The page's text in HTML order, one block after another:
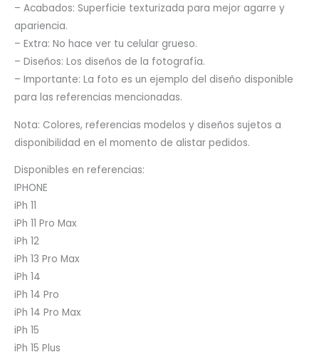
– Acabados: Superficie texturizada para mejor agarre y
apariencia.
– Extra: No hace ver tu celular grueso.
– Diseños: Los diseños de la fotografía.
– Importante: La foto es un ejemplo del diseño disponible
para las referencias mencionadas.
Nota: Colores, referencias modelos y diseños sujetos a
disponibilidad en el momento de alistar pedidos.
Disponibles en referencias:
IPHONE
iPh 11
iPh 11 Pro Max
iPh 12
iPh 13 Pro Max
iPh 14
iPh 14 Pro
iPh 14 Pro Max
iPh 15
iPh 15 Plus